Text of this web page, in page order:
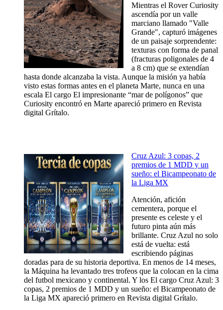
Mientras el Rover Curiosity
ascendía por un valle
marciano llamado "Valle
Grande", capturó imágenes
de un paisaje sorprendente:
texturas con forma de panal
(fracturas poligonales de 4
a 8 cm) que se extendían
hasta donde alcanzaba la vista. Aunque la misión ya había
visto estas formas antes en el planeta Marte, nunca en una
escala El cargo El impresionante “mar de polígonos” que
Curiosity encontró en Marte apareció primero en Revista
digital Grítalo.
Cruz Azul: 3 copas, 2
premios de 1 MDD y un
sueño: el Bicampeonato de
la Liga MX
Atención, afición
cementera, porque el
presente es celeste y el
futuro pinta aún más
brillante. Cruz Azul no solo
está de vuelta: está
escribiendo páginas
doradas para de su historia deportiva. En menos de 14 meses,
la Máquina ha levantado tres trofeos que la colocan en la cima
del futbol mexicano y continental. Y los El cargo Cruz Azul: 3
copas, 2 premios de 1 MDD y un sueño: el Bicampeonato de
la Liga MX apareció primero en Revista digital Grítalo.